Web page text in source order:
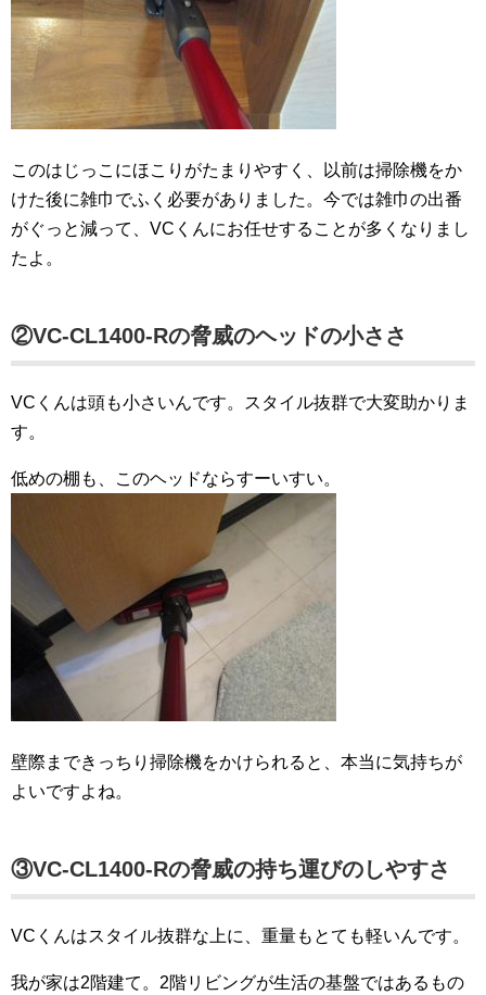
このはじっこにほこりがたまりやすく、以前は掃除機をか
けた後に雑巾でふく必要がありました。今では雑巾の出番
がぐっと減って、VCくんにお任せすることが多くなりまし
たよ。
②VC-CL1400-Rの脅威のヘッドの小ささ
VCくんは頭も小さいんです。スタイル抜群で大変助かりま
す。
低めの棚も、このヘッドならすーいすい。
壁際まできっちり掃除機をかけられると、本当に気持ちが
よいですよね。
③VC-CL1400-Rの脅威の持ち運びのしやすさ
VCくんはスタイル抜群な上に、重量もとても軽いんです。
我が家は2階建て。2階リビングが生活の基盤ではあるもの